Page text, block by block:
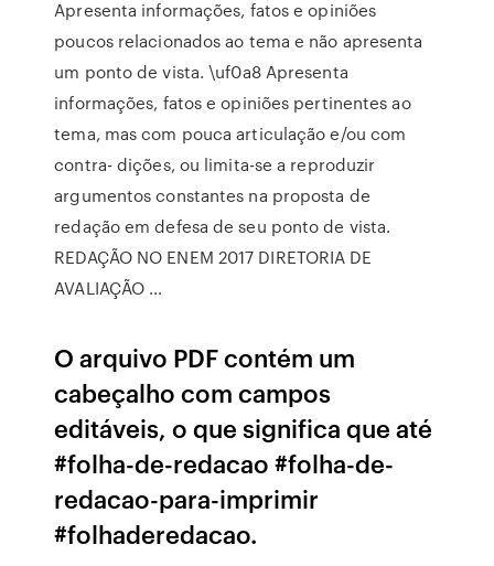
Apresenta informações, fatos e opiniões
poucos relacionados ao tema e não apresenta
um ponto de vista. \uf0a8 Apresenta
informações, fatos e opiniões pertinentes ao
tema, mas com pouca articulação e/ou com
contra- dições, ou limita-se a reproduzir
argumentos constantes na proposta de
redação em defesa de seu ponto de vista.
REDAÇÃO NO ENEM 2017 DIRETORIA DE
AVALIAÇÃO …
O arquivo PDF contém um
cabeçalho com campos
editáveis, o que significa que até
#folha-de-redacao #folha-de-
redacao-para-imprimir
#folhaderedacao.